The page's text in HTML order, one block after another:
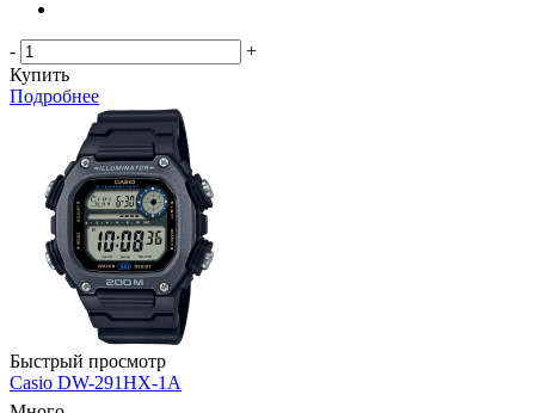
-
+
Купить
Подробнее
Быстрый просмотр
Casio DW-291HX-1A